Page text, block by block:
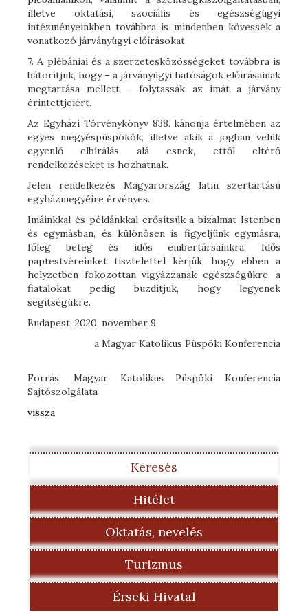
illetve oktatási, szociális és egészségügyi
intézményeinkben továbbra is mindenben kövessék a
vonatkozó járványügyi előírásokat.
7. A plébániai és a szerzetesközösségeket továbbra is
bátorítjuk, hogy – a járványügyi hatóságok előírásainak
megtartása mellett – folytassák az imát a járvány
érintettjeiért.
Az Egyházi Törvénykönyv 838. kánonja értelmében az
egyes megyéspüspökök, illetve akik a jogban velük
egyenlő elbírálás alá esnek, ettől eltérő
rendelkezéseket is hozhatnak.
Jelen rendelkezés Magyarország latin szertartású
egyházmegyéire érvényes.
Imáinkkal és példánkkal erősítsük a bizalmat Istenben
és egymásban, és különösen is figyeljünk egymásra,
főleg beteg és idős embertársainkra. Idős
paptestvéreinket tisztelettel kérjük, hogy ebben a
helyzetben fokozottan vigyázzanak egészségükre, a
fiatalokat pedig buzdítjuk, hogy legyenek
segítségükre.
Budapest, 2020. november 9.
a Magyar Katolikus Püspöki Konferencia
Forrás: Magyar Katolikus Püspöki Konferencia
Sajtószolgálata
vissza
Keresés
Hitélet
Oktatás, nevelés
Turizmus
Érseki Hivatal